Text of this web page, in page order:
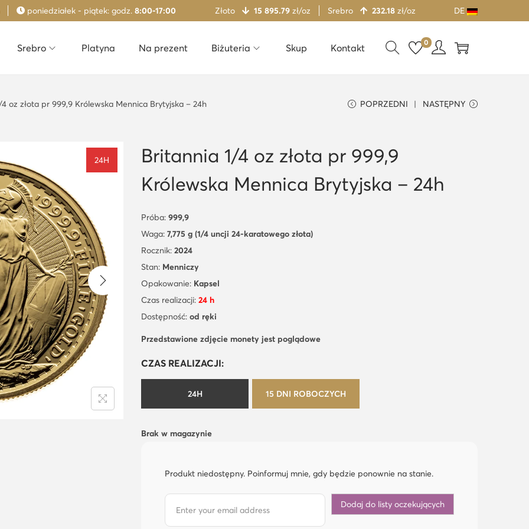
poniedziałek - piątek: godz. 8:00-17:00 Złoto 15 895.79zł/oz Srebro 232.18zł/oz DE
Srebro Platyna Na prezent Biżuteria Skup Kontakt 0
oz złota pr 999,9 Królewska Mennica Brytyjska – 24h POPRZEDNI NASTĘPNY
24H
Britannia 1/4 oz złota pr 999,9
Królewska Mennica Brytyjska – 24h
Próba: 999,9
Waga: 7,775 g (1/4 uncji 24-karatowego złota)
Rocznik: 2024
Stan: Menniczy
Opakowanie: Kapsel
Czas realizacji: 24 h
Dostępność: od ręki
Przedstawione zdjęcie monety jest poglądowe
CZAS REALIZACJI:
24H 15 DNI ROBOCZYCH
Brak w magazynie
Produkt niedostępny. Poinformuj mnie, gdy będzie ponownie na stanie.